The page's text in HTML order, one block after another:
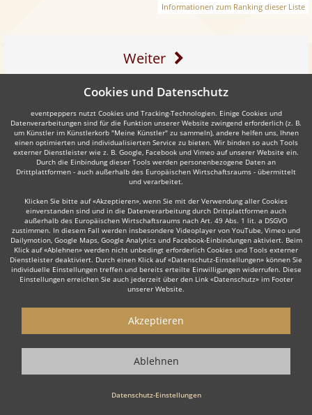
Informationen zum Ranking dieser Liste
Weiter
Auch interessant:
Trompeter Trauerredner Dudelsackspieler
Wie funktioniert's?
1. Kostenlos anfragen
Starten Sie mit dem Button 'Kostenlos anfragen' eine Anfrage an die für
Diesen Button finden Sie auf den jeweiligen Künstler-Profil-Seiten der
2. Angebote erhalten & Details besprechen
Cookies und Datenschutz
eventpeppers nutzt Cookies und Tracking-Technologien. Einige Cookies und
Datenverarbeitungen sind für die Funktion unserer Website zwingend erforderlich (z. B.
um Künstler im Künstlerkorb "Meine Künstler" zu sammeln), andere helfen uns, Ihnen
einen optimierten und individualisierten Service zu bieten. Wir binden so auch Tools
externer Dienstleister wie z. B. Google, Facebook und Vimeo auf unserer Website ein.
Durch die Einbindung dieser Tools werden personenbezogene Daten an
Drittplattformen - auch außerhalb des Europäischen Wirtschaftsraums - übermittelt
und verarbeitet.
Klicken Sie bitte auf «Akzeptieren», wenn Sie mit der Verwendung aller Cookies
einverstanden sind und in die Datenverarbeitung durch Drittplattformen auch
außerhalb des Europäischen Wirtschaftsraums nach Art. 49 Abs. 1 lit. a DSGVO
zustimmen. In diesem Fall werden insbesondere Videoplayer von YouTube, Vimeo und
Dailymotion, Google Maps, Google Analytics und Facebook-Einbindungen aktiviert. Beim
Klick auf «Ablehnen» werden nicht unbedingt erforderlich Cookies und Tools externer
Dienstleister deaktiviert. Durch einen Klick auf «Datenschutz-Einstellungen» können Sie
individuelle Einstellungen treffen und bereits erteilte Einwilligungen widerrufen. Diese
Einstellungen erreichen Sie auch jederzeit über den Link «Datenschutz» im Footer
unserer Website.
Datenschutz-Einstellungen
Akzeptieren
Ablehnen